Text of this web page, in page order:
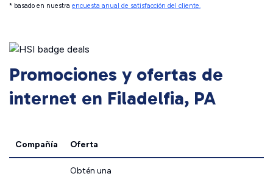
* basado en nuestra encuesta anual de satisfacción del cliente.
Promociones y ofertas de
internet en Filadelfia, PA
Compañía Oferta
Obtén una